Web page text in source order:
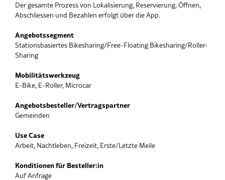
Der gesamte Prozess von Lokalisierung, Reservierung, Öffnen,
Abschliessen und Bezahlen erfolgt über die App.
Angebotssegment
Stationsbasiertes Bikesharing/Free-Floating Bikesharing/Roller-
Sharing
Mobilitätswerkzeug
E-Bike, E-Roller, Microcar
Angebotsbesteller/Vertragspartner
Gemeinden
Use Case
Arbeit, Nachtleben, Freizeit, Erste/Letzte Meile
Konditionen für Besteller:in
Auf Anfrage